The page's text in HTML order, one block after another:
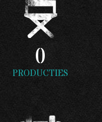
0
PRODUCTIES